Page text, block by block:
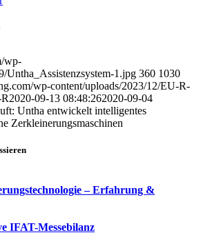
wp-
Untha_Assistenzsystem-1.jpg 360 1030
wp-content/uploads/2023/12/EU-R-
2020-09-13 08:48:262020-09-04
Untha entwickelt intelligentes
Zerkleinerungsmaschinen
– Erfahrung &
IFAT-Messebilanz